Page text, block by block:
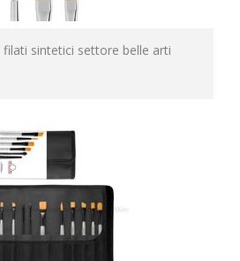
filati sintetici settore belle arti